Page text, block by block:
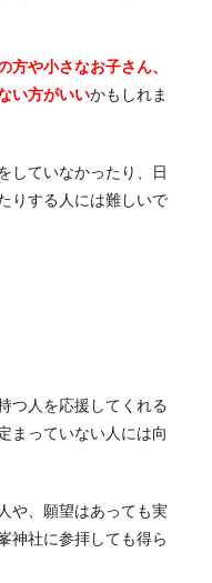
方や小さなお子さん、
い方がいいかもしれま
していなかったり、日
りする人には難しいで
つ人を応援してくれる
まっていない人には向
や、願望はあっても実
神社に参拝しても得ら